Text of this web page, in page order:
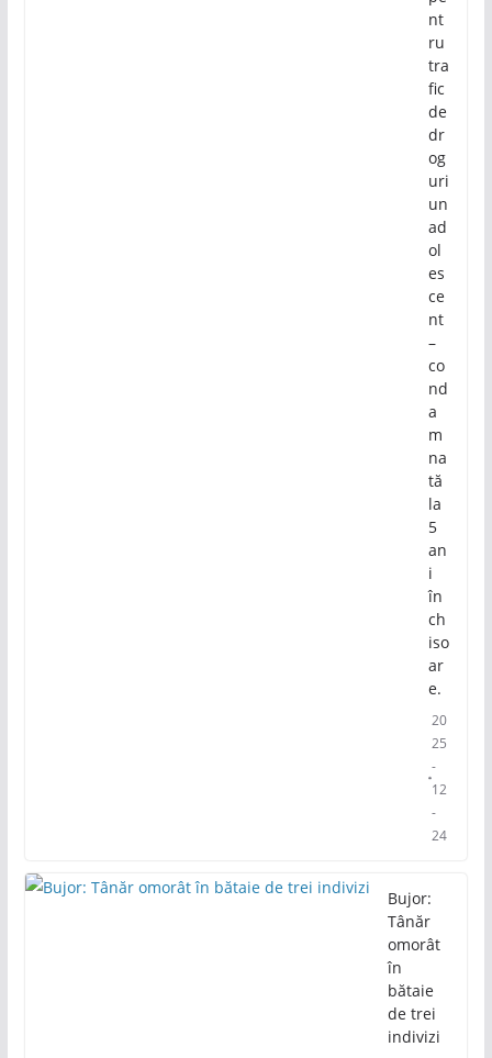
nt
ru
tra
fic
de
dr
og
uri
un
ad
ol
es
ce
nt
–
co
nd
a
m
na
tă
la
5
an
i
în
ch
iso
ar
e.
20
25
-
12
-
24
Bujor:
Tânăr
omorât
în
bătaie
de trei
indivizi